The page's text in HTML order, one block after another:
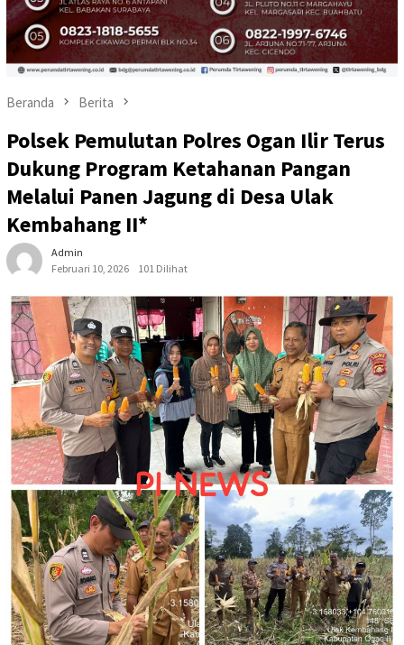
Beranda Berita
Polsek Pemulutan Polres Ogan Ilir Terus
Dukung Program Ketahanan Pangan
Melalui Panen Jagung di Desa Ulak
Kembahang II*
Admin
Februari 10, 2026
101 Dilihat